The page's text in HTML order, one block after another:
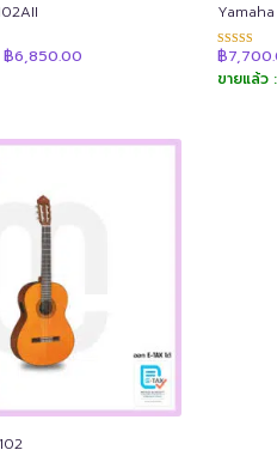
฿6,850.00
ให้คะแนน
ตั้งแต่ 1-5
฿
ขายแล้ว